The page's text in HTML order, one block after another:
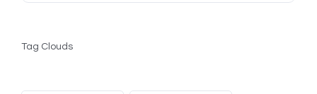
Tag Clouds